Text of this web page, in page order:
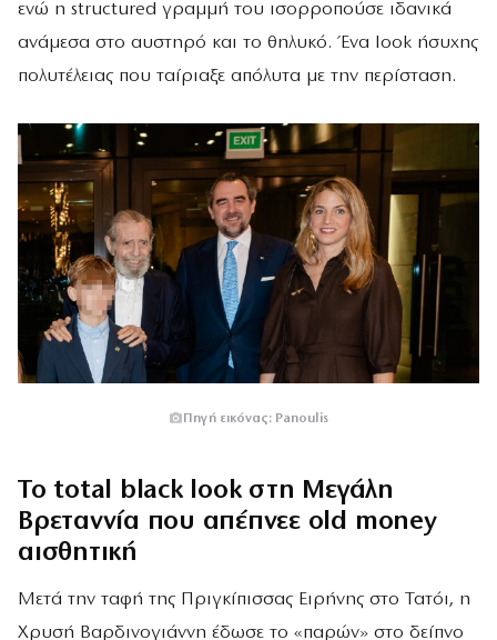
ενώ η structured γραμμή του ισορροπούσε ιδανικά
ανάμεσα στο αυστηρό και το θηλυκό. Ένα look ήσυχης
πολυτέλειας που ταίριαξε απόλυτα με την περίσταση.
Πηγή εικόνας: Panoulis
Το total black look στη Μεγάλη
Βρεταννία που απέπνεε old money
αισθητική
Μετά την ταφή της Πριγκίπισσας Ειρήνης στο Τατόι, η
Χρυσή Βαρδινογιάννη έδωσε το «παρών» στο δείπνο